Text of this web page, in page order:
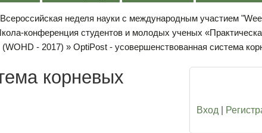
неделя науки с международным участием
конференция студентов и молодых ученых
- 2017) » OptiPost - усовершенствованная система
корневых
Вход